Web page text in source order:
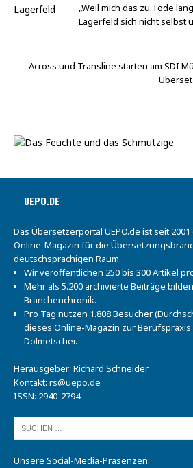
„Weil mich das zu Tode
Lagerfeld sich nicht selbst
Across und Transline starten am SDI
UEPO.DE
Das Übersetzerportal UEPO.de ist seit
Online-Magazin für die
deutschsprachigen Raum.
Wir veröffentlichen 250 bis 300 Artikel pro
Mehr als 5.200 archivierte Beiträge
Branchenchronik.
Pro Tag nutzen 1.808 Besucher
dieses Online-Magazin zur
Dolmetscher.
Herausgeber: Richard Schneider
Kontakt: rs@uepo.de
ISSN: 2940-2794
Unsere Social-Media-Präsenzen: